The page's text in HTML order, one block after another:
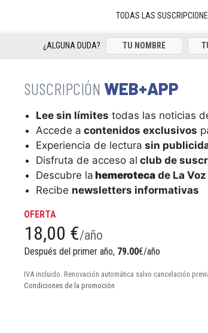
TODAS LAS
¿ALGUNA DUDA?
WEB+APP
Lee sin límites todas las noticias
Accede a contenidos exclusivos
Experiencia de lectura sin
Disfruta de acceso al club de
Descubre la hemeroteca de La Voz
Recibe newsletters informativas
OFERTA
18,00 €/año
Después del primer año, 79.00€/año
IVA incluido. Renovación automática salvo cancelación
Condiciones de la promoción